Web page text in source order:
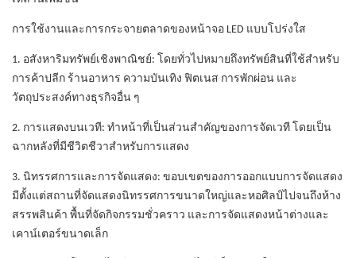
การใช้งานและการกระจายตลาดของหน้าจอ LED แบบโปร่งใส
1. อสังหาริมทรัพย์เชิงพาณิชย์: โดยทั่วไปหมายถึงทรัพย์สินที่ใช้สำหรับ
การค้าปลีก ร้านอาหาร ความบันเทิง ฟิตเนส การพักผ่อน และ
วัตถุประสงค์ทางธุรกิจอื่น ๆ
2. การแสดงบนเวที: ทำหน้าที่เป็นส่วนสำคัญของการจัดเวที โดยเป็น
ฉากหลังที่มีชีวิตชีวาสำหรับการแสดง
3. นิทรรศการและการจัดแสดง: ขอบเขตของการออกแบบการจัดแสดง
มีตั้งแต่สถานที่จัดแสดงนิทรรศการขนาดใหญ่และหอศิลป์ไปจนถึงห้าง
สรรพสินค้า พื้นที่จัดกิจกรรมชั่วคราว และการจัดแสดงหน้าต่างและ
เคาน์เตอร์ขนาดเล็ก